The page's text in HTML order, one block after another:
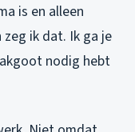
is en alleen
ik dat. Ik ga je
nodig hebt